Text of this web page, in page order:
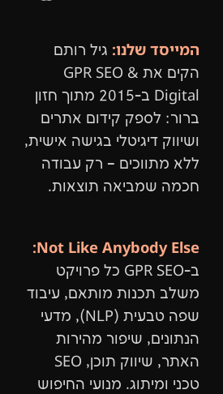
המייסד שלנו: גיל רותם
הקים את GPR SEO &
Digital ב-2015 מתוך חזון
ברור: לספק קידום אתרים
ושיווק דיגיטלי בגישה אישית,
ללא מתווכים – רק עבודה
חכמה שמביאה תוצאות.
Not Like Anybody Else:
ב-GPR SEO כל פרויקט
משלב תכנות מותאם, עיבוד
שפה טבעית (NLP), מדעי
הנתונים, שיפור מהירות
האתר, שיווק תוכן, SEO
טכני ומיתוג. מנועי החיפוש